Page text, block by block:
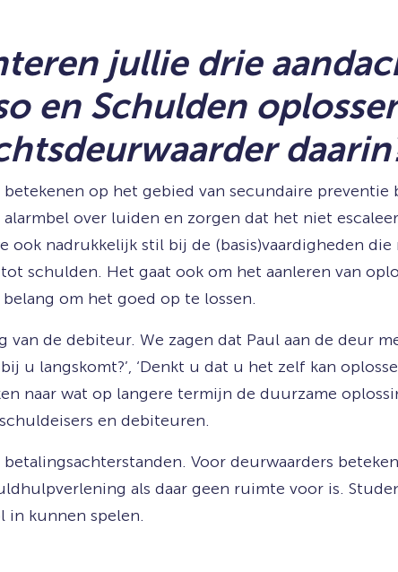
jullie drie
en Schulden
betekenen op het gebied van secundaire
over luiden en zorgen dat het niet
ook nadrukkelijk stil bij de (basis)vaardigheden
schulden. Het gaat ook om het aanleren van
om het goed op te lossen.
de debiteur. We zagen dat Paul aan de deur
u langskomt?’, ‘Denkt u dat u het zelf kan
naar wat op langere termijn de duurzame
en debiteuren.
Voor deurwaarders
als daar geen ruimte voor is.
in kunnen spelen.